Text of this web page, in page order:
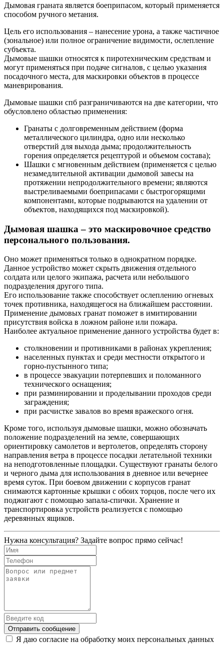
Дымовая граната является боеприпасом, который применяется
способом ручного метания.
Цель его использования – нанесение урона, а также частичное
(зональное) или полное ограничение видимости, ослепление
субъекта.
Дымовые шашки относятся к пиротехническим средствам и
могут применяться при подаче сигналов, с целью указания
посадочного места, для маскировки объектов в процессе
маневрирования.
Дымовые шашки спб разграничиваются на две категории, что
обусловлено областью применения:
Гранаты с долговременным действием (форма
металлического цилиндра, одно или несколько
отверстий для выхода дыма; продолжительность
горения определяется рецептурой и объемом состава);
Шашки с мгновенным действием (применяется с целью
незамедлительной активации дымовой завесы на
протяжении непродолжительного времени; являются
выстреливаемыми боеприпасами с быстрогорящими
компонентами, которые подрываются на удалении от
объектов, находящихся под маскировкой).
Дымовая шашка – это маскировочное средство
персонального пользования.
Оно может применяться только в однократном порядке.
Данное устройство может скрыть движения отдельного
солдата или целого экипажа, расчета или небольшого
подразделения другого типа.
Его использование также способствует ослеплению огневых
точек противника, находящегося на ближайшем расстоянии.
Применение дымовых гранат поможет в имитировании
присутствия войска в ложном районе или пожара.
Наиболее актуальное применение данного устройства будет в:
столкновении и противниками в районах укрепления;
населенных пунктах и среди местности открытого и
горно-пустынного типа;
в процессе эвакуации потерпевших и поломанного
технического оснащения;
при разминировании и проделывании проходов среди
заграждения;
при расчистке завалов во время вражеского огня.
Кроме того, используя дымовые шашки, можно обозначать
положение подразделений на земле, совершающих
ориентировку самолетов и вертолетов, определять сторону
направления ветра в процессе посадки летательной техники
на неподготовленные площадки. Существуют гранаты белого
и черного дыма для использования в дневное или вечернее
время суток. При боевом движении с корпусов гранат
снимаются картонные крышки с обоих торцов, после чего их
поджигают с помощью запала-спички. Хранение и
транспортировка устройств реализуется с помощью
деревянных ящиков.
Нужна консультация? Задайте вопрос прямо сейчас!
Отправить сообщение
Я даю согласие на обработку моих персональных данных